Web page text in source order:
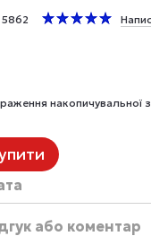
накопичувальної
або коментар